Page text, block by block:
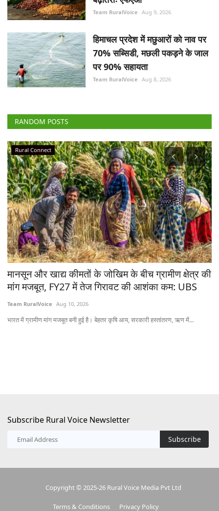
Team RuralVoice Aug 9, 2026
हिमाचल प्रदेश में मछुआरों को नाव पर
70% सब्सिडी, मछली पकड़ने के जाल
पर 90% सहायता
Team RuralVoice Aug 8, 2026
RANDOM POSTS
Rural Connect
मानसून और खाद्य कीमतों के जोखिम के बीच ग्रामीण क्षेत्र की
मांग मजबूत, FY27 में तेज गिरावट की आशंका कम: UBS
Team RuralVoice Aug 10, 2026
भारत में ग्रामीण मांग मजबूत बनी हुई है। बेहतर कृषि आय, सरकारी हस्तांतरण, ऋण में...
Subscribe Rural Voice Newsletter
Subscribe
Copyright © 2025-26 Rural Voice Media Pvt Ltd
Terms & Conditions Privacy Policy